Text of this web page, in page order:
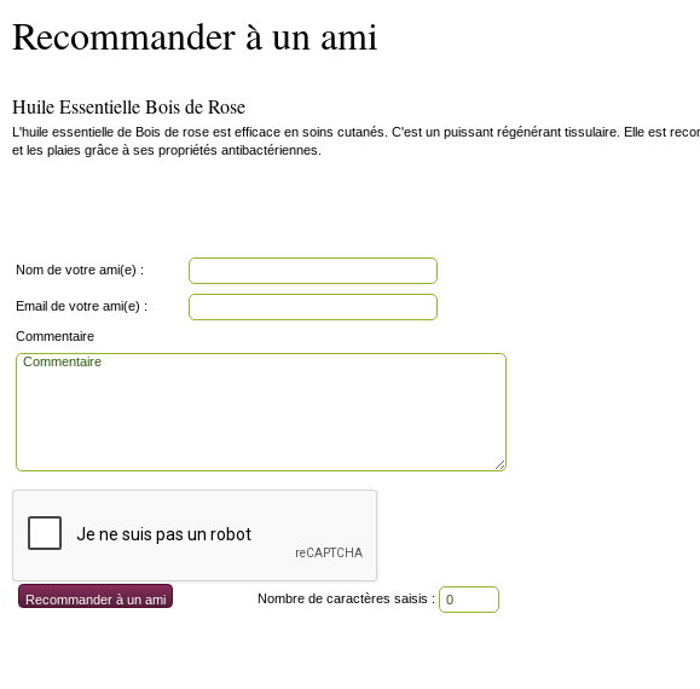
Recommander à un ami
Huile Essentielle Bois de Rose
L'huile essentielle de Bois de rose est efficace en soins cutanés. C'est un puissant régénérant tissulaire. Elle est
et les plaies grâce à ses propriétés antibactériennes.
Nom de votre ami(e) :
Email de votre ami(e) :
Commentaire
Nombre de caractères saisis :